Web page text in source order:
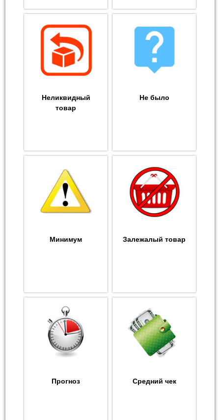
Неликвидный
товар
Не было
Минимум Залежалый товар
Прогноз Средний чек